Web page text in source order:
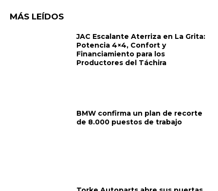
MÁS LEÍDOS
JAC Escalante Aterriza en La Grita:
Potencia 4×4, Confort y
Financiamiento para los
Productores del Táchira
BMW confirma un plan de recorte
de 8.000 puestos de trabajo